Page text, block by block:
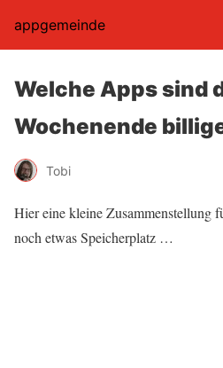
appgemeinde
Welche Apps sind
Wochenende
Tobi
Hier eine kleine Zusammenstellung
noch etwas Speicherplatz …